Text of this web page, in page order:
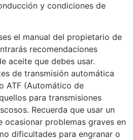
y condiciones de
el manual del propietario de
recomendaciones
aceite que debes usar.
de transmisión automática
ATF (Automático de
para transmisiones
Recuerda que usar un
ocasionar problemas graves en
dificultades para engranar o